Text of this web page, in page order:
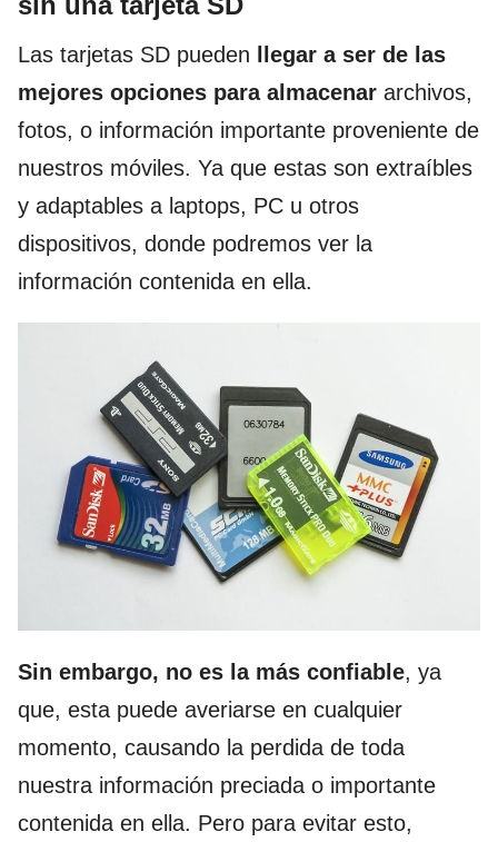
Las tarjetas SD pueden
llegar a ser de las
mejores opciones para almacenar archivos,
fotos, o información importante proveniente de
nuestros móviles. Ya que estas son extraíbles
y adaptables a laptops, PC u otros
dispositivos, donde podremos ver la
información contenida en ella.
Sin embargo, no es la más confiable, ya
que, esta puede averiarse en cualquier
momento, causando la perdida de toda
nuestra información preciada o importante
contenida en ella. Pero para evitar esto,